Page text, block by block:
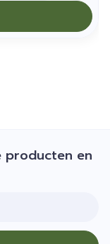
producten en